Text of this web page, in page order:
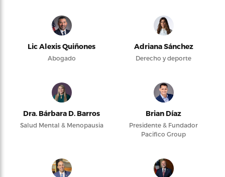
Lic Alexis Quiñones
Abogado
Adriana Sánchez
Derecho y deporte
Dra. Bárbara D. Barros
Salud Mental & Menopausia
Brian Díaz
Presidente & Fundador
Pacifico Group